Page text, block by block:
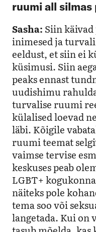
ruumi all silmas
Sasha: Siin
inimesed ja
eeldust, et siin ei
küsimusi. Siin
peaks ennast
uudishimu
turvalise ruumi
külalised loevad
läbi. Kõigile
ruumi teemat
vaimse tervise
keskuses peab
LGBT+
näiteks pole
tema soo või
langetada. Kui on